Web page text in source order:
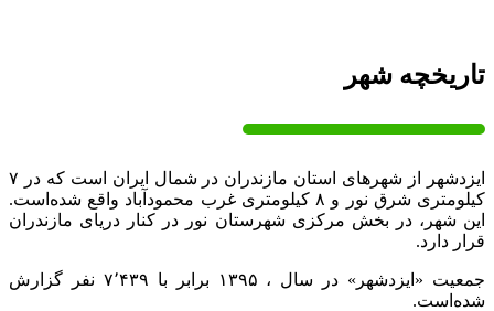
تاریخچه شهر
ایزدشهر از شهرهای استان مازندران در شمال ایران است که در ۷
کیلومتری شرق نور و ۸ کیلومتری غرب محمودآباد واقع شده‌است.
این شهر، در بخش مرکزی شهرستان نور در کنار دریای مازندران
قرار دارد.
جمعیت «ایزدشهر» در سال ، ۱۳۹۵ برابر با ۷٬۴۳۹ نفر گزارش
شده‌است.